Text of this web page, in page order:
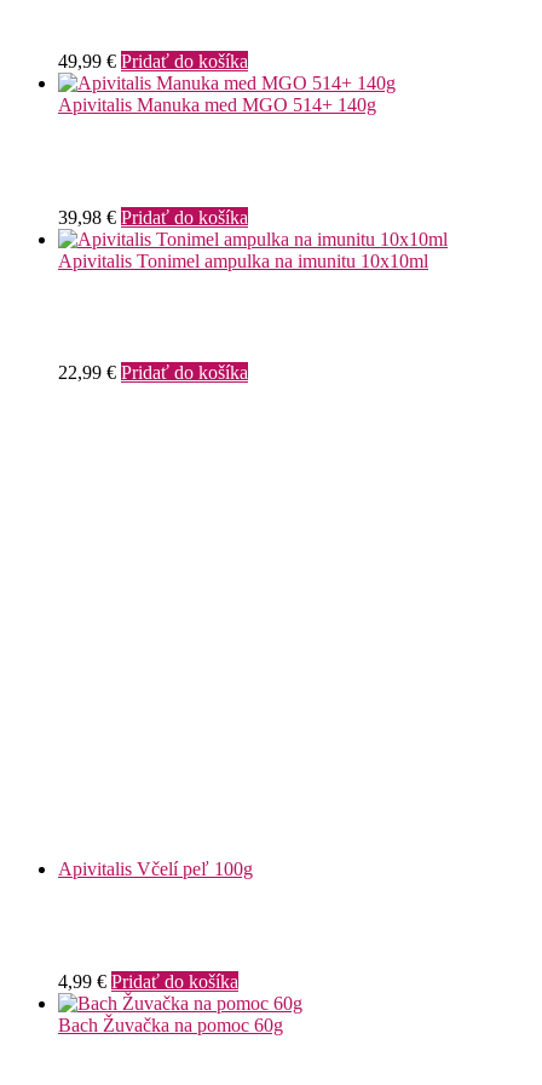
49,99 € Pridať do košíka
Apivitalis Manuka med MGO 514+ 140g
39,98 € Pridať do košíka
Apivitalis Tonimel ampulka na imunitu 10x10ml
22,99 € Pridať do košíka
Apivitalis Včelí peľ 100g
4,99 € Pridať do košíka
Bach Žuvačka na pomoc 60g